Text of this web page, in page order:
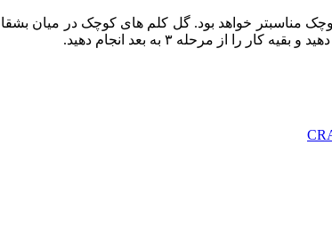
مناسبتر خواهد بود. گل کلم های کوچک در میان